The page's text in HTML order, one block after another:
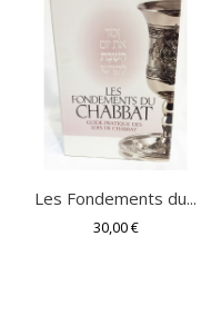
Les Fondements du...
30,00 €